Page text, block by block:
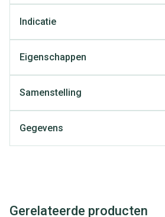
Indicatie
Eigenschappen
Samenstelling
Gegevens
Gerelateerde producten